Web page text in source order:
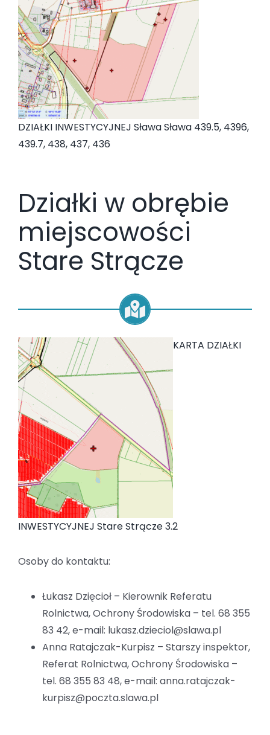
DZIAŁKI INWESTYCYJNEJ Sława Sława 439.5, 4396,
439.7, 438, 437, 436
Działki w obrębie
miejscowości
Stare Strącze
KARTA DZIAŁKI
INWESTYCYJNEJ Stare Strącze 3.2
Osoby do kontaktu:
Łukasz Dzięcioł – Kierownik Referatu
Rolnictwa, Ochrony Środowiska – tel. 68 355
83 42, e-mail: lukasz.dzieciol@slawa.pl
Anna Ratajczak-Kurpisz – Starszy inspektor,
Referat Rolnictwa, Ochrony Środowiska –
tel. 68 355 83 48, e-mail: anna.ratajczak-
kurpisz@poczta.slawa.pl